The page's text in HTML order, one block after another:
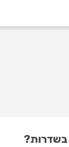
בשדרות?